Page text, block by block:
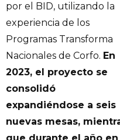
por el BID, utilizando la
experiencia de los
Programas Transforma
Nacionales de Corfo. En
2023, el proyecto se
consolidó
expandiéndose a seis
nuevas mesas,